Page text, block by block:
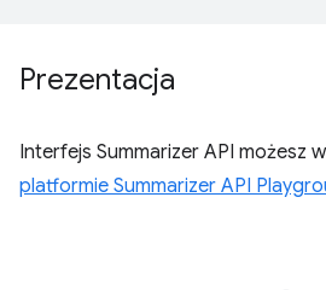
Prezentacja
Interfejs Summarizer API możesz
platformie Summarizer API